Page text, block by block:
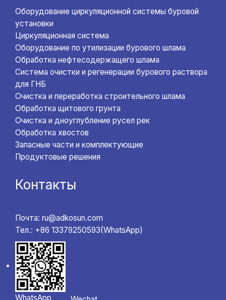
Оборудование циркуляционной системы буровой
установки
Циркуляционная система
Оборудование по утилизации бурового шлама
Обработка нефтесодержащего шлама
Система очистки и регенерации бурового раствора
для ГНБ
Очистка и переработка строительного шлама
Обработка щитового грунта
Очистка и дноуглубление русел рек
Обработка хвостов
Запасные части и комплектующие
Продуктовые решения
Контакты
Почта: ru@adkosun.com
Тел.: +86 13379250593(WhatsApp)
WhatsApp